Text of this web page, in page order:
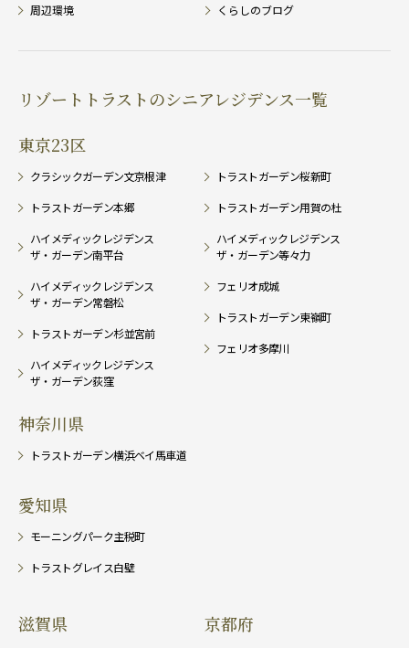
周辺環境
くらしのブログ
リゾートトラストのシニアレジデンス一覧
東京23区
クラシックガーデン文京根津
トラストガーデン本郷
ハイメディックレジデンス
ザ・ガーデン南平台
ハイメディックレジデンス
ザ・ガーデン常磐松
トラストガーデン杉並宮前
ハイメディックレジデンス
ザ・ガーデン荻窪
トラストガーデン桜新町
トラストガーデン用賀の杜
ハイメディックレジデンス
ザ・ガーデン等々力
フェリオ成城
トラストガーデン東嶺町
フェリオ多摩川
神奈川県
トラストガーデン横浜ベイ馬車道
愛知県
モーニングパーク主税町
トラストグレイス白壁
滋賀県 京都府